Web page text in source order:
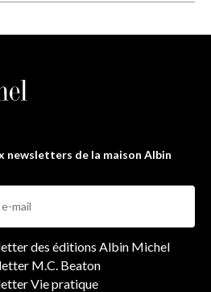
newsletters de la maison Albin
des éditions Albin Michel
M.C. Beaton
Vie pratique